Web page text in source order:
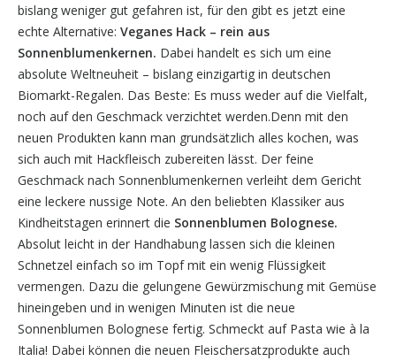
bislang weniger gut gefahren ist, für den gibt es jetzt eine
echte Alternative: Veganes Hack – rein aus
Sonnenblumenkernen. Dabei handelt es sich um eine
absolute Weltneuheit – bislang einzigartig in deutschen
Biomarkt-Regalen. Das Beste: Es muss weder auf die Vielfalt,
noch auf den Geschmack verzichtet werden.Denn mit den
neuen Produkten kann man grundsätzlich alles kochen, was
sich auch mit Hackfleisch zubereiten lässt. Der feine
Geschmack nach Sonnenblumen­kernen verleiht dem Gericht
eine leckere nussige Note. An den beliebten Klassiker aus
Kindheitstagen erinnert die Sonnenblumen Bolognese.
Absolut leicht in der Handhabung lassen sich die kleinen
Schnetzel einfach so im Topf mit ein wenig Flüssigkeit
vermengen. Dazu die gelungene Gewürzmischung mit Gemüse
hineingeben und in wenigen Minuten ist die neue
Sonnenblumen Bolognese fertig. Schmeckt auf Pasta wie à la
Italia! Dabei können die neuen Fleischersatzprodukte auch